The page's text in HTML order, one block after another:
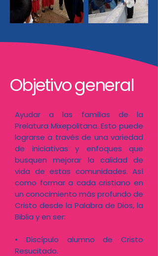
Objetivo general
Ayudar a las familias de la
Prelatura Mixepolitana. Esto puede
lograrse a través de una variedad
de iniciativas y enfoques que
busquen mejorar la calidad de
vida de estas comunidades. Así
como formar a cada cristiano en
un conocimiento más profundo de
Cristo desde la Palabra de Dios, la
Biblia y en ser:
• Discípulo alumno de Cristo
Resucitado.​